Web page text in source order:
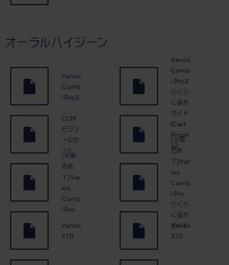
オーラルハイジーン
Varios
Comb
i Pro2
Varios
Comb
i Pro2
らくら
く操作
ガイド
CLM
モジュ
ールセ
ット
iCart
Proph
y2
(※販
売終
了)Var
ios
Comb
i Pro
(※販
売終
了)Var
ios
Comb
i Pro
らくら
く操作
ガイド
Varios
970
Varios
370